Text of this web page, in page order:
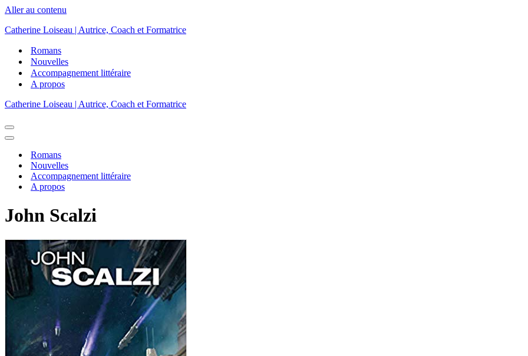
Aller au contenu
Catherine Loiseau | Autrice, Coach et Formatrice
Romans
Nouvelles
Accompagnement littéraire
A propos
Catherine Loiseau | Autrice, Coach et Formatrice
Menu
de
Menu
navigationRomans
Nouvelles
Accompagnement littéraire
A propos
John Scalzi